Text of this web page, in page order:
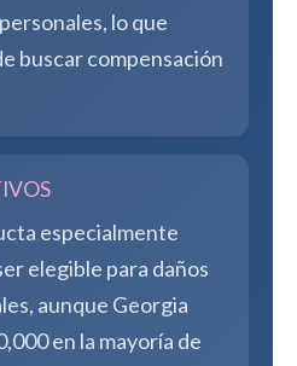
lo que
buscar compensación
especialmente
elegible para daños
aunque Georgia
en la mayoría de